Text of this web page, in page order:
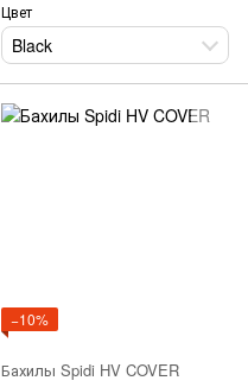
Цвет
Black
−10%
Бахилы Spidi HV COVER